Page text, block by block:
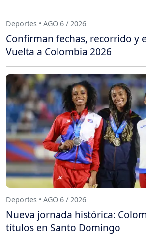
Deportes • AGO 6 / 2026
Confirman fechas, recorrido y
Vuelta a Colombia 2026
Deportes • AGO 6 / 2026
Nueva jornada histórica:
títulos en Santo Domingo